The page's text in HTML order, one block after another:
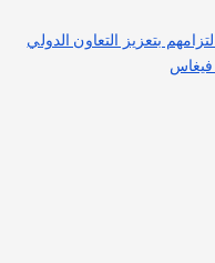
بتعزيز التعاون الدولي